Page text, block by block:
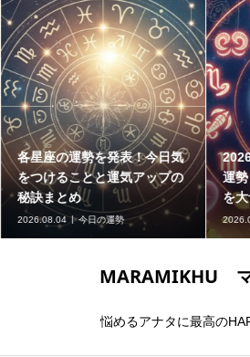
各星座の運勢を発表！今日気
をつけることと運気アップの
秘訣まとめ
2026.08.04 今日の運勢
運
を
MARAMIKHU
悩めるアナタに最高の